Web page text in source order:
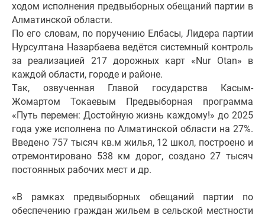
ходом исполнения предвыборных обещаний партии в
Алматинской области.
По его словам, по поручению Елбасы, Лидера партии
Нурсултана Назарбаева ведётся системный контроль
за реализацией 217 дорожных карт «Nur Otan» в
каждой области, городе и районе.
Так, озвученная Главой государства Касым-
Жомартом Токаевым Предвыборная программа
«Путь перемен: Достойную жизнь каждому!» до 2025
года уже исполнена по Алматинской области на 27%.
Введено 757 тысяч кв.м жилья, 12 школ, построено и
отремонтировано 538 км дорог, создано 27 тысяч
постоянных рабочих мест и др.
«В рамках предвыборных обещаний партии по
обеспечению граждан жильем в сельской местности